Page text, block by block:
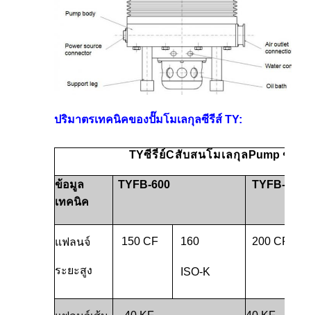
ปริมาตรเทคนิคของปั๊มโมเลกุลซีรีส์ TY:
TYซีรี่ย์Cสับสนโมเลกุล Pump ข้อมู
ข้อมูล
เทคนิค
TYFB-600 TYFB-1200
แฟลนจ์
ระยะสูง
150 CF 160
ISO-K
200 CF